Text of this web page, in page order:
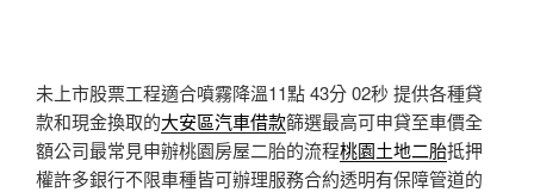
未上市股票工程適合噴霧降溫11點 43分 02秒 提供各種貸
款和現金換取的大安區汽車借款篩選最高可申貸至車價全
額公司最常見申辦桃園房屋二胎的流程桃園土地二胎抵押
權許多銀行不限車種皆可辦理服務合約透明有保障管道的